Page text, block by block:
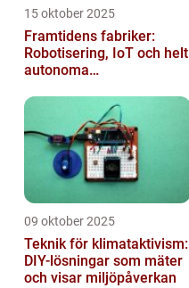
15 oktober 2025
Framtidens fabriker:
Robotisering, IoT och helt
autonoma
09 oktober 2025
Teknik för klimataktivism:
DIY-lösningar som mäter
och visar miljöpåverkan